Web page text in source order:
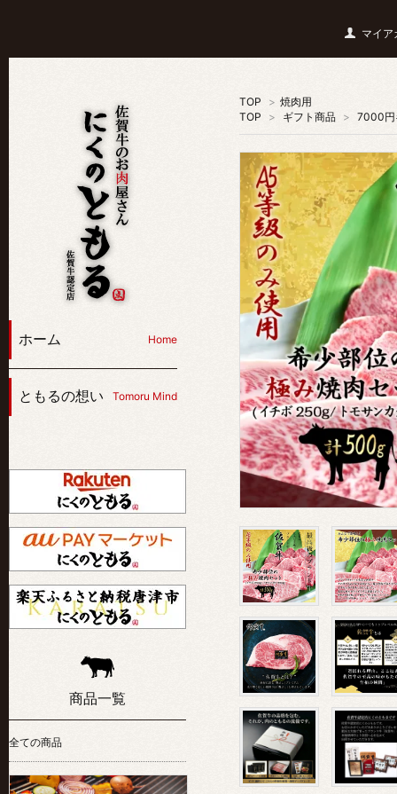
マイア
TOP > 焼肉用
TOP
> ギフト商品 > 7000円
ホーム Home
ともるの想い Tomoru Mind
商品一覧
全ての商品